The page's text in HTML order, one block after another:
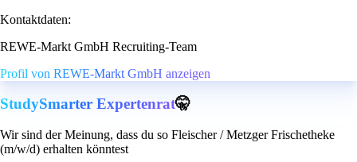
Kontaktdaten:
REWE-Markt GmbH Recruiting-Team
Profil von REWE-Markt GmbH anzeigen
StudySmarter Expertenrat🤫
Wir sind der Meinung, dass du so Fleischer / Metzger Frischetheke
(m/w/d) erhalten könntest